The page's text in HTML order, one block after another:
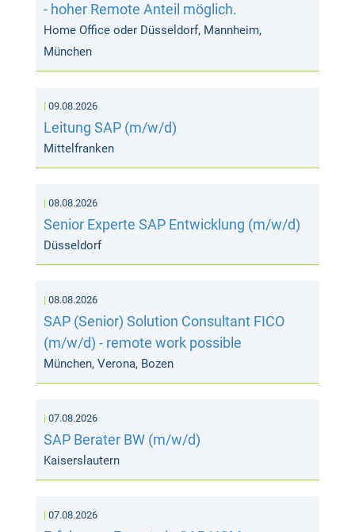
- hoher Remote Anteil möglich.
Home Office oder Düsseldorf, Mannheim,
München
09.08.2026
Leitung SAP (m/w/d)
Mittelfranken
08.08.2026
Senior Experte SAP Entwicklung (m/w/d)
Düsseldorf
08.08.2026
SAP (Senior) Solution Consultant FICO
(m/w/d) - remote work possible
München, Verona, Bozen
07.08.2026
SAP Berater BW (m/w/d)
Kaiserslautern
07.08.2026